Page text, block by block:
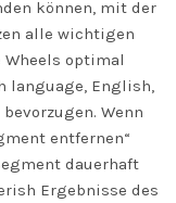
können, mit der
alle wichtigen
Wheels optimal
language, English,
Wenn
entfernen“
dauerhaft
Ergebnisse des